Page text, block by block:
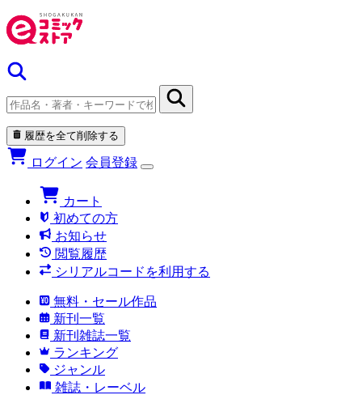
履歴を全て削除する
ログイン 会員登録
カート
初めての方
お知らせ
閲覧履歴
シリアルコードを利用する
無料・セール作品
新刊一覧
新刊雑誌一覧
ランキング
ジャンル
雑誌・レーベル